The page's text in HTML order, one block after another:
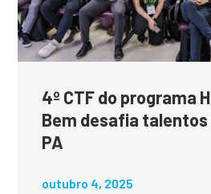
4º CTF do programa
Bem desafia
PA
outubro 4, 2025